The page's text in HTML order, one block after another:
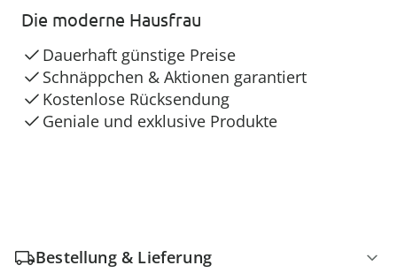
Die moderne Hausfrau
Dauerhaft günstige Preise
Schnäppchen & Aktionen garantiert
Kostenlose Rücksendung
Geniale und exklusive Produkte
Bestellung & Lieferung